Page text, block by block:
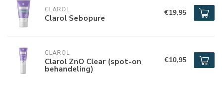
CLAROL
Clarol Sebopure €19,95
CLAROL
Clarol ZnO Clear (spot-on
behandeling)
€10,95